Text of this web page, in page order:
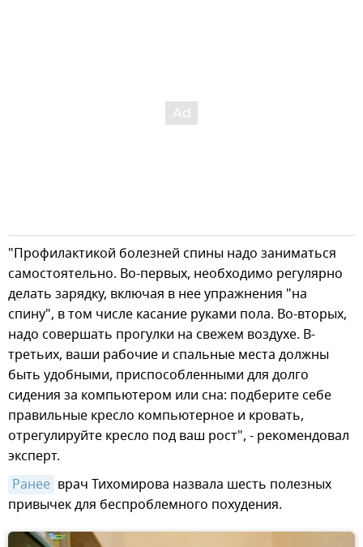
"Профилактикой болезней спины надо заниматься
самостоятельно. Во-первых, необходимо регулярно
делать зарядку, включая в нее упражнения "на
спину", в том числе касание руками пола. Во-вторых,
надо совершать прогулки на свежем воздухе. В-
третьих, ваши рабочие и спальные места должны
быть удобными, приспособленными для долго
сидения за компьютером или сна: подберите себе
правильные кресло компьютерное и кровать,
отрегулируйте кресло под ваш рост", - рекомендовал
эксперт.
Ранее врач Тихомирова назвала шесть полезных
привычек для беспроблемного похудения.